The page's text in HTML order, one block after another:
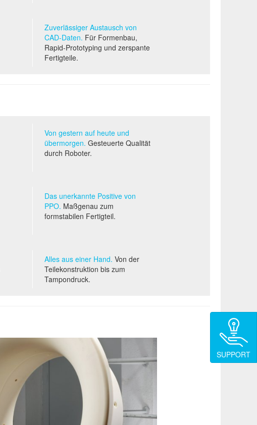
Zuverlässiger Austausch von
CAD-Daten. Für Formenbau,
Rapid-Prototyping und zerspante
Fertigteile.
Von gestern auf heute und
übermorgen. Gesteuerte Qualität
durch Roboter.
Das unerkannte Positive von
PPO. Maßgenau zum
formstabilen Fertigteil.
Alles aus einer Hand.Von der
Teilekonstruktion bis zum
Tampondruck.
SUPPORT